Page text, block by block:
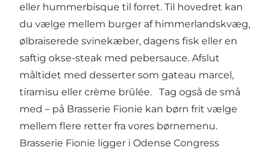
eller hummerbisque til forret. Til hovedret kan
du vælge mellem burger af himmerlandskvæg,
ølbraiserede svinekæber, dagens fisk eller en
saftig okse-steak med pebersauce. Afslut
måltidet med desserter som gateau marcel,
tiramisu eller crème brûlée. Tag også de små
med – på Brasserie Fionie kan børn frit vælge
mellem flere retter fra vores børnemenu.
Brasserie Fionie ligger i Odense Congress